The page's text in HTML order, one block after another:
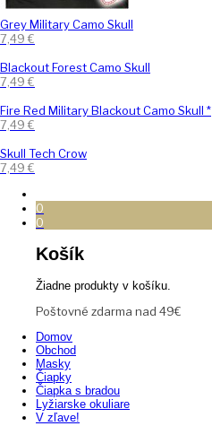
Grey Military Camo Skull
7,49 €
Blackout Forest Camo Skull
7,49 €
Fire Red Military Blackout Camo Skull *
7,49 €
Skull Tech Crow
7,49 €
0
0
Košík
Žiadne produkty v košíku.
Poštovné zdarma nad 49€
Domov
Obchod
Masky
Čiapky
Čiapka s bradou
Lyžiarske okuliare
V zľave!